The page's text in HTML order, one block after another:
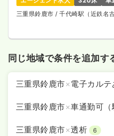
三重県鈴鹿市 / 千代崎駅（近鉄名
同じ地域で条件を追加す
三重県鈴鹿市×電子カルテ
三重県鈴鹿市×車通勤可（
三重県鈴鹿市×透析 6